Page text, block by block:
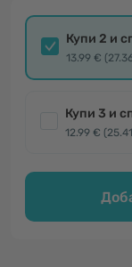
Купи 2 и
13.99 €
Купи 3 и
12.99 €